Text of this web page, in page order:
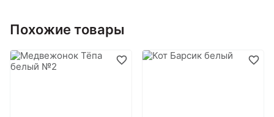
Похожие товары